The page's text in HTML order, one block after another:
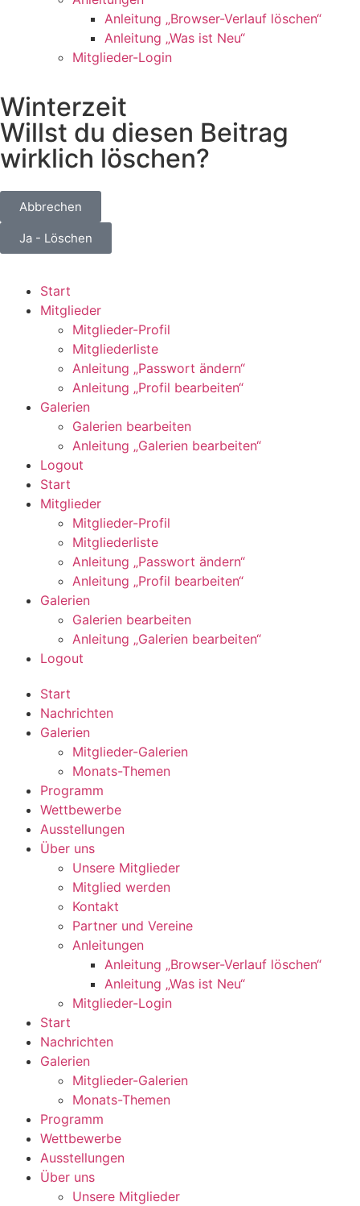
Anleitung „Browser-Verlauf löschen“
Anleitung „Was ist Neu“
Mitglieder-Login
Winterzeit
Willst du diesen Beitrag
wirklich löschen?
Abbrechen
Ja - Löschen
Start
Mitglieder
Mitglieder-Profil
Mitgliederliste
Anleitung „Passwort ändern“
Anleitung „Profil bearbeiten“
Galerien
Galerien bearbeiten
Anleitung „Galerien bearbeiten“
Logout
Start
Mitglieder
Mitglieder-Profil
Mitgliederliste
Anleitung „Passwort ändern“
Anleitung „Profil bearbeiten“
Galerien
Galerien bearbeiten
Anleitung „Galerien bearbeiten“
Logout
Start
Nachrichten
Galerien
Mitglieder-Galerien
Monats-Themen
Programm
Wettbewerbe
Ausstellungen
Über uns
Unsere Mitglieder
Mitglied werden
Kontakt
Partner und Vereine
Anleitungen
Anleitung „Browser-Verlauf löschen“
Anleitung „Was ist Neu“
Mitglieder-Login
Start
Nachrichten
Galerien
Mitglieder-Galerien
Monats-Themen
Programm
Wettbewerbe
Ausstellungen
Über uns
Unsere Mitglieder